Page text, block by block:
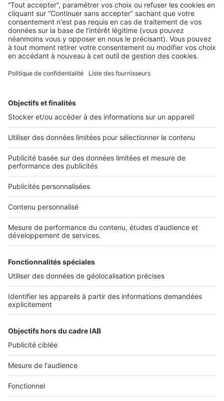
Boost Social Immo : la solution pour
piloter et amplifier la visibilité de vos
annonces sur les réseaux sociaux
SeLoger lance aujourd’hui Boost Social Immo, un outil qui
vous donne la possibilité de mettre en avant ...
2 rue des Italiens 75009 Paris
01 53 38 80 00
Nos solutions pro
Actualités pro
Nous contacter
Connexion à My SeLoger Pro
Espace Presse